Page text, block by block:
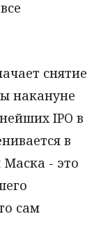
снятие
накануне
IPO в
в
- это
сам